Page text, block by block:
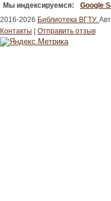
Мы индексируемся: Google
2016-2026 Библиотека ВГТУ.
Контакты
Отправить отзыв